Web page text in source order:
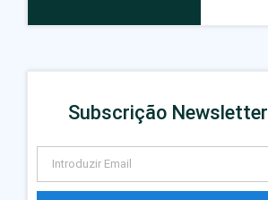
Subscrição Newsletter